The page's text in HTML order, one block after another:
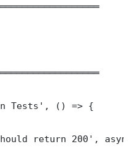
Tests', () => {
return 200',